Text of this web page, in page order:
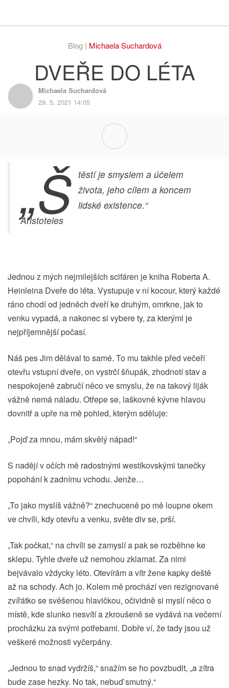
Blog | Michaela Suchardová
DVEŘE DO LÉTA
Michaela Suchardová
29. 5. 2021 14:05
„Š těstí je smyslem a účelem
života, jeho cílem a koncem
lidské existence.“
Aristoteles
Jednou z mých nejmilejších scifáren je kniha Roberta A.
Heinleina Dveře do léta. Vystupuje v ní kocour, který každé
ráno chodí od jedněch dveří ke druhým, omrkne, jak to
venku vypadá, a nakonec si vybere ty, za kterými je
nejpříjemnější počasí.
Náš pes Jim dělával to samé. To mu takhle před večeří
otevřu vstupní dveře, on vystrčí šňupák, zhodnotí stav a
nespokojeně zabručí něco ve smyslu, že na takový liják
vážně nemá náladu. Otřepe se, laškovně kývne hlavou
dovnitř a upře na mě pohled, kterým sděluje:
„Pojď za mnou, mám skvělý nápad!“
S nadějí v očích mě radostnými westíkovskými tanečky
popohání k zadnímu vchodu. Jenže…
„To jako myslíš vážně?“ znechuceně po mě loupne okem
ve chvíli, kdy otevřu a venku, světe div se, prší.
„Tak počkat,“ na chvíli se zamyslí a pak se rozběhne ke
sklepu. Tyhle dveře už nemohou zklamat. Za nimi
bejvávalo vždycky léto. Otevírám a vítr žene kapky deště
až na schody. Ach jo. Kolem mě prochází ven rezignované
zvířátko se svěšenou hlavičkou, očividně si myslí něco o
místě, kde slunko nesvítí a zkroušeně se vydává na večerní
procházku za svými potřebami. Dobře ví, že tady jsou už
veškeré možnosti vyčerpány.
„Jednou to snad vydržíš,“ snažím se ho povzbudit, „a zítra
bude zase hezky. No tak, nebuď smutný.“